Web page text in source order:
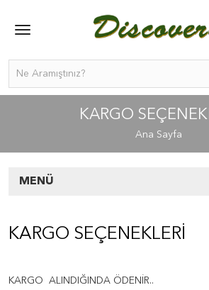
KARGO
Ana Sayfa
MENÜ
KARGO SEÇENEKLERI
KARGO ALINDIĞINDA ÖDENİR..